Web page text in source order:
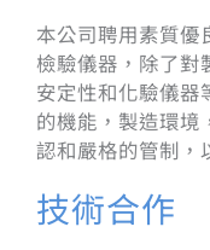
本公司聘用素質優
檢驗儀器，除了對
安定性和化驗儀器
的機能，製造環境
認和嚴格的管制，
技術合作